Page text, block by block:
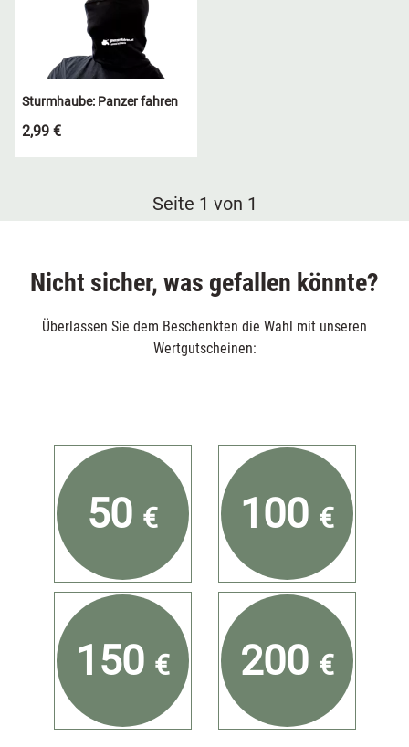
Sturmhaube: Panzer fahren
2,99 €
Seite 1 von 1
Nicht sicher, was gefallen könnte?
Überlassen Sie dem Beschenkten die Wahl mit unseren
Wertgutscheinen:
50 €
150 €
100 €
200 €